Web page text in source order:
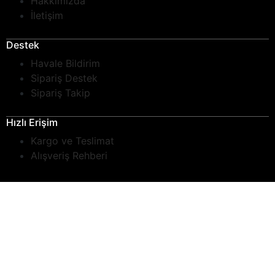
İletişim
Destek
Havale Bildirim
Sipariş Destek
Sipariş Takip
Hızlı Erişim
Kargo ve Teslimat
Alışveriş Rehberi